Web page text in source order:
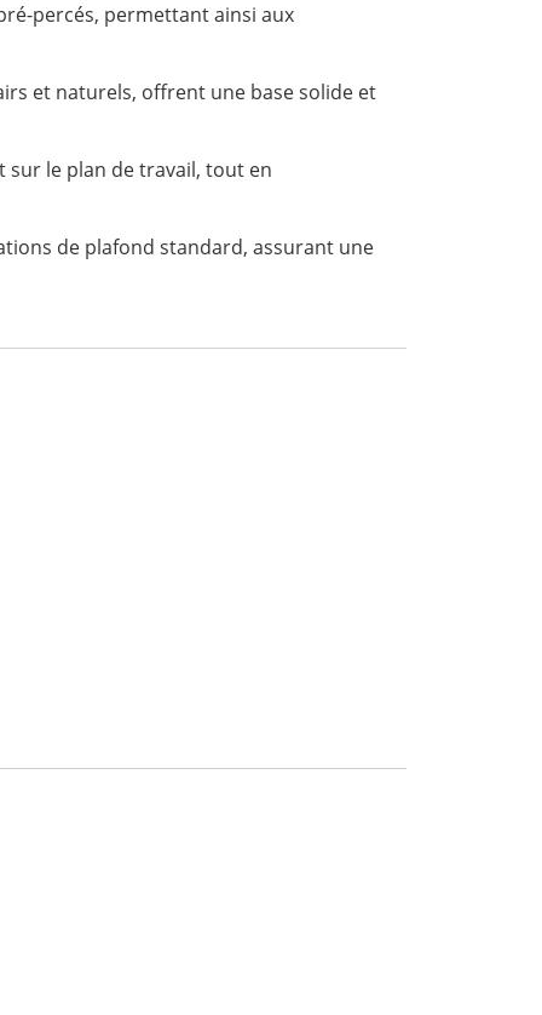
percés, permettant ainsi aux
et naturels, offrent une base solide et
sur le plan de travail, tout en
de plafond standard, assurant une